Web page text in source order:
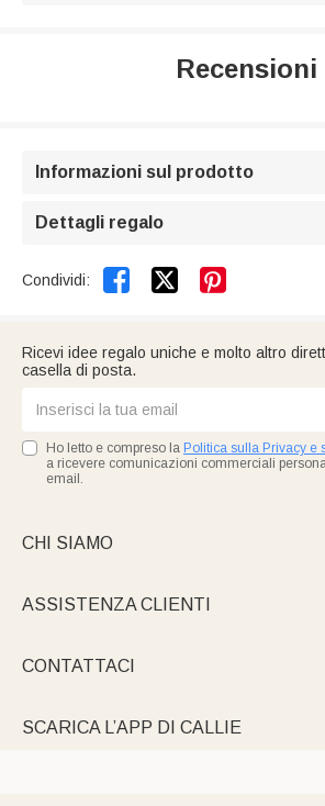
Recensioni
Informazioni sul prodotto
Dettagli regalo
Condividi:  
Ricevi idee regalo uniche e molto altro
casella di posta.
Ho letto e compreso la Politica sulla Privacy e
a ricevere comunicazioni commerciali
email.
CHI SIAMO
ASSISTENZA CLIENTI
CONTATTACI
SCARICA L’APP DI CALLIE